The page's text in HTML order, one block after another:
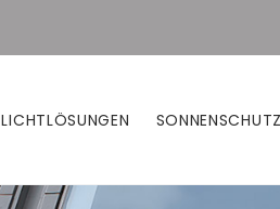
LICHTLÖSUNGEN SONNENSCHUTZ